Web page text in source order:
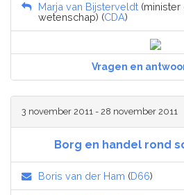
Marja van Bijsterveldt (minister
wetenschap) (CDA)
Vragen en
3 november 2011 - 28 november 2011
Borg en handel rond
Boris van der Ham (D66)